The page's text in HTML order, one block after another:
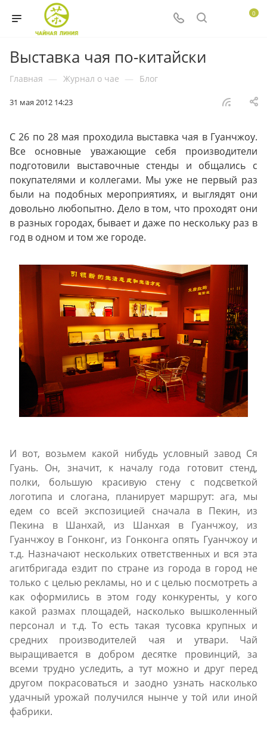
0
Выставка чая по-китайски
Главная — Журнал о чае — Блог
31 мая 2012 14:23
С 26 по 28 мая проходила выставка чая в Гуанчжоу.
Все основные уважающие себя производители
подготовили выставочные стенды и общались с
покупателями и коллегами. Мы уже не первый раз
были на подобных мероприятиях, и выглядят они
довольно любопытно. Дело в том, что проходят они
в разных городах, бывает и даже по нескольку раз в
год в одном и том же городе.
И вот, возьмем какой нибудь условный завод Ся
Гуань. Он, значит, к началу года готовит стенд,
полки, большую красивую стену с подсветкой
логотипа и слогана, планирует маршрут: ага, мы
едем со всей экспозицией сначала в Пекин, из
Пекина в Шанхай, из Шанхая в Гуанчжоу, из
Гуанчжоу в Гонконг, из Гонконга опять Гуанчжоу и
т.д. Назначают нескольких ответственных и вся эта
агитбригада ездит по стране из города в город не
только с целью рекламы, но и с целью посмотреть а
как оформились в этом году конкуренты, у кого
какой размах площадей, насколько вышколенный
персонал и т.д. То есть такая тусовка крупных и
средних производителей чая и утвари. Чай
выращивается в добром десятке провинций, за
всеми трудно уследить, а тут можно и друг перед
другом покрасоваться и заодно узнать насколько
удачный урожай получился нынче у той или иной
фабрики.